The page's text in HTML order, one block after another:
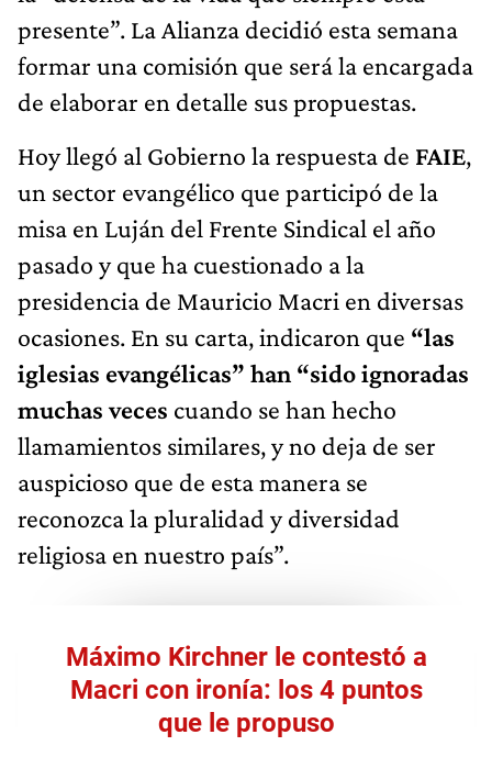
presente”. La Alianza decidió esta semana
formar una comisión que será la encargada
de elaborar en detalle sus propuestas.
Hoy llegó al Gobierno la respuesta de FAIE,
un sector evangélico que participó de la
misa en Luján del Frente Sindical el año
pasado y que ha cuestionado a la
presidencia de Mauricio Macri en diversas
ocasiones. En su carta, indicaron que “las
iglesias evangélicas” han “sido ignoradas
muchas veces cuando se han hecho
llamamientos similares, y no deja de ser
auspicioso que de esta manera se
reconozca la pluralidad y diversidad
religiosa en nuestro país”.
Máximo Kirchner le contestó a
Macri con ironía: los 4 puntos
que le propuso